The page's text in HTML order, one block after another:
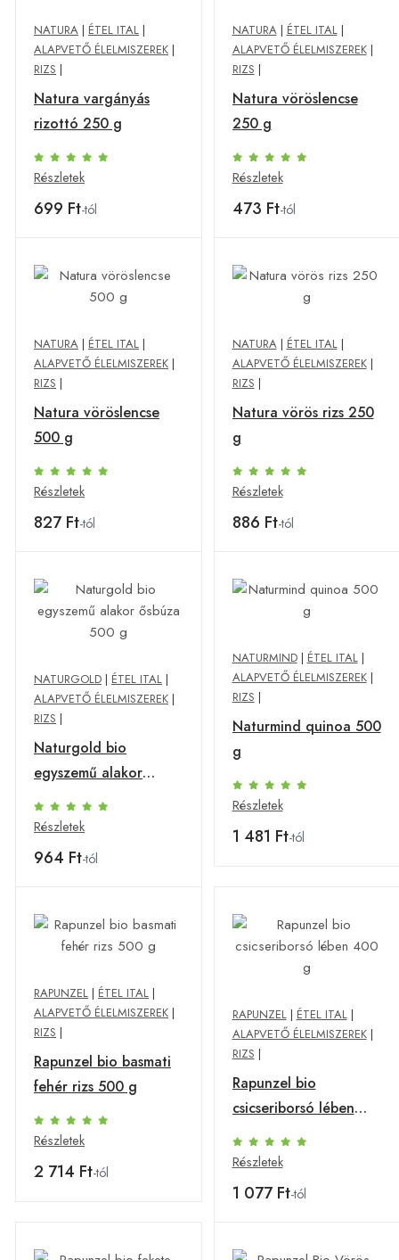
NATURA | ÉTEL ITAL |
ALAPVETŐ ÉLELMISZEREK |
RIZS |
Natura vargányás
rizottó 250 g
Részletek
699 Ft-tól
NATURA| ÉTEL ITAL|
ALAPVETŐ ÉLELMISZEREK|
RIZS |
Natura vöröslencse
250 g
Részletek
473 Ft-tól
NATURA | ÉTEL ITAL |
ALAPVETŐ ÉLELMISZEREK |
RIZS |
Natura vöröslencse
500 g
Részletek
827 Ft-tól
NATURA| ÉTEL ITAL|
ALAPVETŐ ÉLELMISZEREK|
RIZS |
Natura vörös rizs 250
g
Részletek
886 Ft-tól
NATURGOLD | ÉTEL ITAL |
ALAPVETŐ ÉLELMISZEREK |
RIZS |
Naturgold bio
egyszemű alakor
ősbúza 500 g
Részletek
964 Ft-tól
NATURMIND| ÉTEL ITAL|
ALAPVETŐ ÉLELMISZEREK|
RIZS |
Naturmind quinoa 500
g
Részletek
1 481 Ft-tól
RAPUNZEL | ÉTEL ITAL |
ALAPVETŐ ÉLELMISZEREK |
RIZS |
Rapunzel bio basmati
fehér rizs 500 g
Részletek
2 714 Ft-tól
RAPUNZEL| ÉTEL ITAL|
ALAPVETŐ ÉLELMISZEREK|
RIZS |
Rapunzel bio
csicseriborsó lében
400 g
Részletek
1 077 Ft-tól